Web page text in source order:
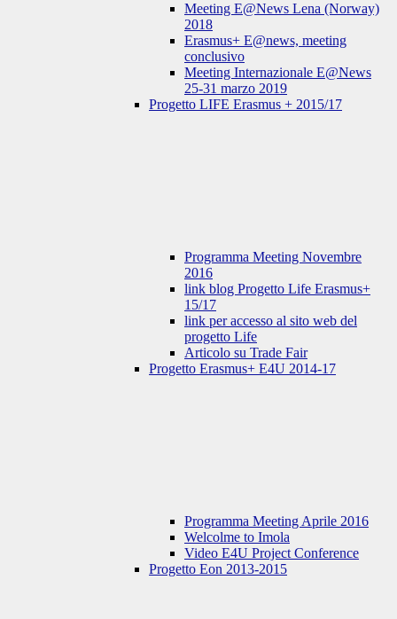
Meeting E@News Lena (Norway)
2018
Erasmus+ E@news, meeting
conclusivo
Meeting Internazionale E@News
25-31 marzo 2019
Progetto LIFE Erasmus + 2015/17
Programma Meeting Novembre
2016
link blog Progetto Life Erasmus+
15/17
link per accesso al sito web del
progetto Life
Articolo su Trade Fair
Progetto Erasmus+ E4U 2014-17
Programma Meeting Aprile 2016
Welcolme to Imola
Video E4U Project Conference
Progetto Eon 2013-2015